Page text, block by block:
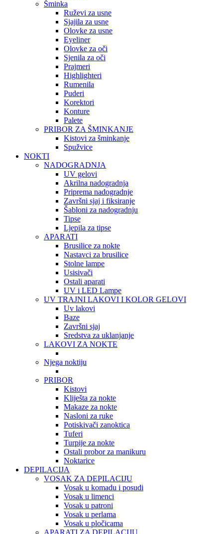
Šminka
Ruževi za usne
Sjajila za usne
Olovke za usne
Eyeliner
Olovke za oči
Sjenila za oči
Prajmeri
Highlighteri
Rumenila
Puderi
Korektori
Konture
Palete
PRIBOR ZA ŠMINKANJE
Kistovi za šminkanje
Spužvice
NOKTI
NADOGRADNJA
UV gelovi
Akrilna nadogradnja
Priprema nadogradnje
Završni sjaj i fiksiranje
Šabloni za nadogradnju
Tipse
Ljepila za tipse
APARATI
Brusilice za nokte
Nastavci za brusilice
Stolne lampe
Usisivači
Ostali aparati
UV i LED Lampe
UV TRAJNI LAKOVI I KOLOR GELOVI
Uv lakovi
Baze
Završni sjaj
Sredstva za uklanjanje
LAKOVI ZA NOKTE
Njega noktiju
PRIBOR
Kistovi
Kliješta za nokte
Makaze za nokte
Nasloni za ruke
Potiskivači zanoktica
Tuferi
Turpije za nokte
Ostali probor za manikuru
Noktarice
DEPILACIJA
VOSAK ZA DEPILACIJU
Vosak u komadu i posudi
Vosak u limenci
Vosak u patroni
Vosak u perlama
Vosak u pločicama
APARATI ZA DEPILACIJU